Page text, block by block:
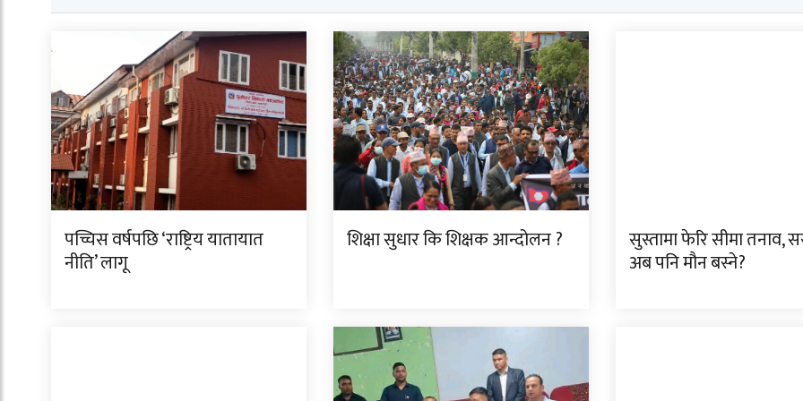
पच्चिस वर्षपछि ‘राष्ट्रिय यातायात
नीति’ लागू
शिक्षा सुधार कि शिक्षक आन्दोलन ? सुस्तामा फेरि सीमा तनाव,
अब पनि मौन बस्ने?